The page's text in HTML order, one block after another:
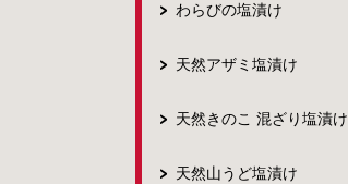
わらびの塩漬け
天然アザミ塩漬け
天然きのこ 混ざり塩漬け
天然山うど塩漬け